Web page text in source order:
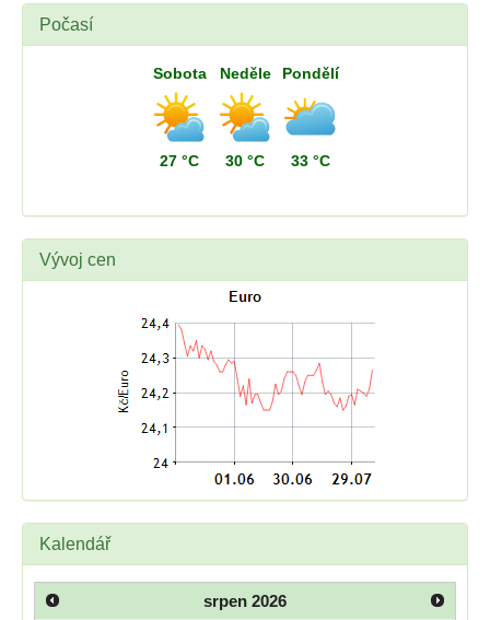
Počasí
Sobota
27 °C
Neděle
30 °C
Pondělí
33 °C
Vývoj cen
Kalendář
srpen 2026